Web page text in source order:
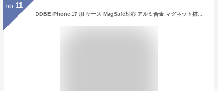
no. 11
DDBE iPhone 17 用 ケース MagSafe対応 アルミ合金 マグネット搭載 あいふおん17 カバー カメラレンズ一体型保護 スマホ冷却 放熱 アイフォン 17 スマホケース 全面保護 薄型 耐衝撃 衝撃吸収 指紋防止 おしゃれ かっこいい シルバー